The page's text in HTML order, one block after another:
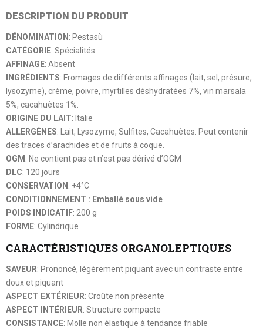
DESCRIPTION DU PRODUIT
DÉNOMINATION : Pestasù
CATÉGORIE: Spécialités
AFFINAGE: Absent
INGRÉDIENTS: Fromages de différents affinages (lait, sel, présure,
lysozyme), crème, poivre, myrtilles déshydratées 7%, vin marsala
5%, cacahuètes 1%.
ORIGINE DU LAIT: Italie
ALLERGÈNES: Lait, Lysozyme, Sulfites, Cacahuètes. Peut contenir
des traces d’arachides et de fruits à coque.
OGM : Ne contient pas et n’est pas dérivé d’OGM
DLC: 120 jours
CONSERVATION : +4°C
CONDITIONNEMENT : Emballé sous vide
POIDS INDICATIF: 200 g
FORME: Cylindrique
CARACTÉRISTIQUES ORGANOLEPTIQUES
SAVEUR: Prononcé, légèrement piquant avec un contraste entre
doux et piquant
ASPECT EXTÉRIEUR: Croûte non présente
ASPECT INTÉRIEUR: Structure compacte
CONSISTANCE: Molle non élastique à tendance friable